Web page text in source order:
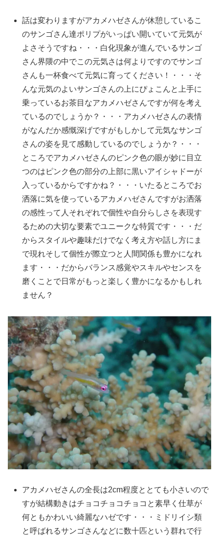
話は変わりますがアカメハゼさんが休憩しているこ
のサンゴさん達ポリプがいっぱい開いていて元気が
よさそうですね・・・白化現象が進んでいるサンゴ
さん界隈の中でこの元気さは何よりですのでサンゴ
さんも一杯食べて元気に育ってください！・・・そ
んな元気のよいサンゴさんの上にぴょこんと上手に
乗っているお茶目なアカメハゼさんですが何を考え
ているのでしょうか？・・・アカメハゼさんの表情
がなんだか感慨深げですがもしかして元気なサンゴ
さんの姿を見て感動しているのでしょうか？・・・
ところでアカメハゼさんのピンク色の眼が妙に目立
つのはピンク色の部分の上部に黒いアイシャドーが
入っているからですかね？・・・いたるところでお
洒落に気を使っているアカメハゼさんですがお洒落
の感性って人それぞれで個性や自分らしさを表現す
るための大切な要素でユニークな特質です・・・だ
からスタイルや趣味だけでなく考え方や話し方にま
で現れそして個性が際立つと人間関係も豊かになれ
ます・・・だからバランス感覚やスキルやセンスを
磨くことで日常がもっと楽しく豊かになるかもしれ
ません？
アカメハゼさんの全長は2cm程度ととても小さいので
すが結構動きはチョコチョコチョコと素早く仕草が
何ともかわいい綺麗なハゼです・・・ミドリイシ類
と呼ばれるサンゴさんなどに数十匹という群れで行